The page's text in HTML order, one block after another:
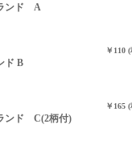
ンド A
ド B
￥110
ンド C(2柄付)
￥165